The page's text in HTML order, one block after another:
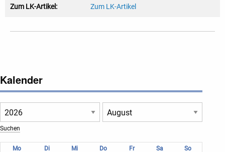
Zum LK-Artikel: Zum LK-Artikel
Kalender
Mo Di Mi Do Fr Sa
So